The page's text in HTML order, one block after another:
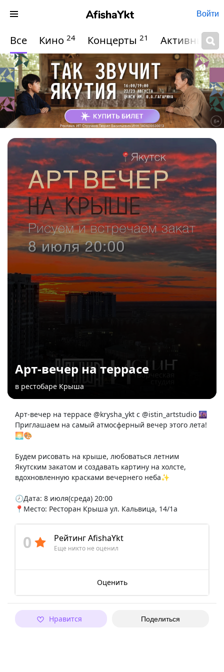
Войти
Все Кино 24 Концерты 21 Активный
Арт-вечер на террасе
в рестобаре Крыша
Арт-вечер на террасе @krysha_ykt с @istin_artstudio 🌆
Приглашаем на самый атмосферный вечер этого лета!
🌅🎨
Будем рисовать на крыше, любоваться летним
Якутским закатом и создавать картину на холсте,
вдохновленную красками вечернего неба✨
🕗Дата: 8 июля(среда) 20:00
📍Место: Ресторан Крыша ул. Кальвица, 14/1а
0 Рейтинг AfishaYkt
Еще никто не оценил
Оценить
Нравится Поделиться